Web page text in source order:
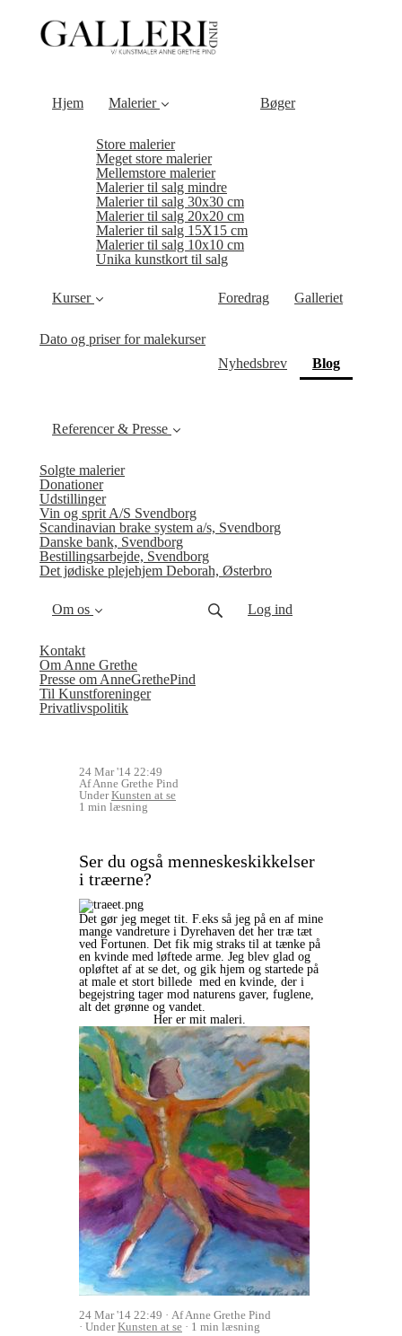
Hjem Malerier
Store malerier
Meget store malerier
Mellemstore malerier
Malerier til salg mindre
Malerier til salg 30x30 cm
Malerier til salg 20x20 cm
Malerier til salg 15X15 cm
Malerier til salg 10x10 cm
Unika kunstkort til salg
Bøger
Kurser
Dato og priser for malekurser
Foredrag Galleriet
Nyhedsbrev Blog(current)
Referencer & Presse
Solgte malerier
Donationer
Udstillinger
Vin og sprit A/S Svendborg
Scandinavian brake system a/s, Svendborg
Danske bank, Svendborg
Bestillingsarbejde, Svendborg
Det jødiske plejehjem Deborah, Østerbro
Om os
Kontakt
Om Anne Grethe
Presse om AnneGrethePind
Til Kunstforeninger
Privatlivspolitik
Log ind
24 Mar '14 22:49
Af Anne Grethe Pind
UnderKunsten at se
1 min læsning
Ser du også menneskeskikkelser
i træerne?
Det gør jeg meget tit. F.eks så jeg på en af mine
mange vandreture i Dyrehaven det her træ tæt
ved Fortunen. Det fik mig straks til at tænke på
en kvinde med løftede arme. Jeg blev glad og
opløftet af at se det, og gik hjem og startede på
at male et stort billede med en kvinde, der i
begejstring tager mod naturens gaver, fuglene,
alt det grønne og vandet.
Her er mit maleri.
24 Mar '14 22:49
Af Anne Grethe Pind
UnderKunsten at se 1 min læsning